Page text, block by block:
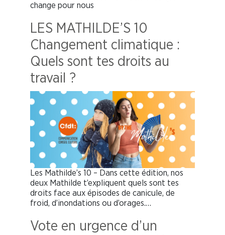
change pour nous
LES MATHILDE’S 10
Changement climatique :
Quels sont tes droits au
travail ?
Les Mathilde’s 10 – Dans cette édition, nos
deux Mathilde t’expliquent quels sont tes
droits face aux épisodes de canicule, de
froid, d’inondations ou d’orages.…
Vote en urgence d’un